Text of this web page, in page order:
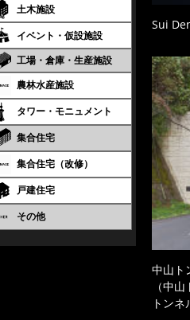
土木施設
イベント・仮設施設
工場・倉庫・生産施設
農林水産施設
タワー・モニュメント
集合住宅
集合住宅（改修）
戸建住宅
その他
Sui
中山ト
（中
トンネ